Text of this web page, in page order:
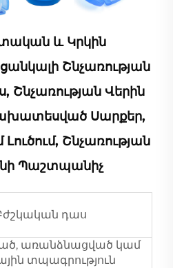
ԵՒ Կրկին
Շնչառության
Շնչառության Վերին
Սարքեր,
Շնչառության
Պաշտպանիչ
դաս
առանձնացված կամ
տպագրություն